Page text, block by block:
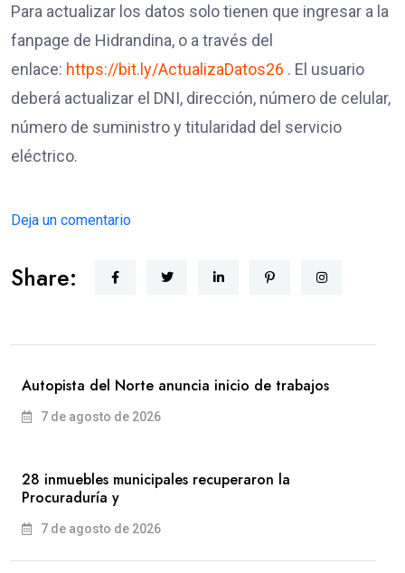
Para actualizar los datos solo tienen que ingresar a la
fanpage de Hidrandina, o a través del
enlace: https://bit.ly/ActualizaDatos26 . El usuario
deberá actualizar el DNI, dirección, número de celular,
número de suministro y titularidad del servicio
eléctrico.
Deja un comentario
Share:
Autopista del Norte anuncia inicio de trabajos
7 de agosto de 2026
28 inmuebles municipales recuperaron la
Procuraduría y
7 de agosto de 2026